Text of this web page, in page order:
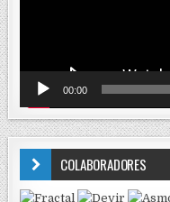
00:00
COLABORADORES